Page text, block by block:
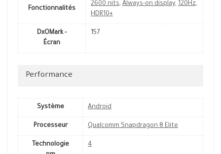
Fonctionnalités
2600 nits, Always-on display, 120Hz,
HDR10+
DxOMark -
Écran
157
Performance
Système Android
Processeur Qualcomm Snapdragon 8 Elite
Technologie
4